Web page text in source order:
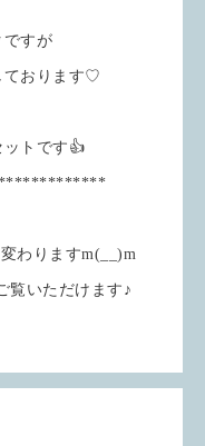
ですが
ております♡
トです👍
わりますm(__)m
覧いただけます♪